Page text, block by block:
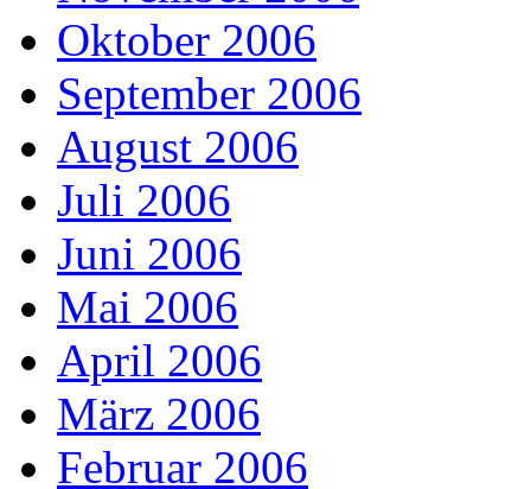
Oktober 2006
September 2006
August 2006
Juli 2006
Juni 2006
Mai 2006
April 2006
März 2006
Februar 2006